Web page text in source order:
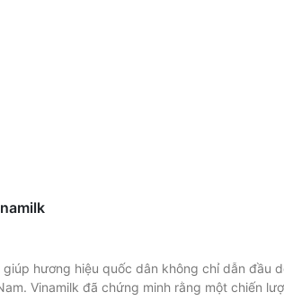
hương hiệu quốc dân không chỉ dẫn đầu
Vinamilk đã chứng minh rằng một chiến